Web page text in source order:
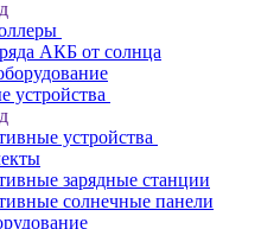
АКБ от солнца
устройства
устройства
зарядные станции
солнечные панели